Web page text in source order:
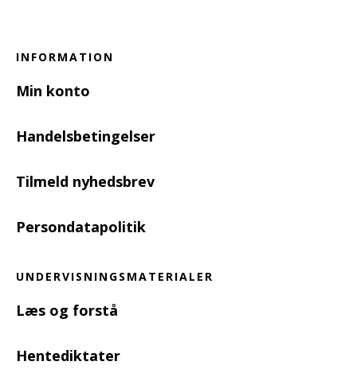
INFORMATION
Min konto
Handelsbetingelser
Tilmeld nyhedsbrev
Persondatapolitik
UNDERVISNINGSMATERIALER
Læs og forstå
Hentediktater